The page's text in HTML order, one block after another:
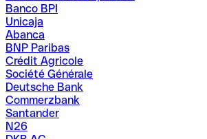
Banco BPI
Unicaja
Abanca
BNP Paribas
Crédit Agricole
Société Générale
Deutsche Bank
Commerzbank
Santander
N26